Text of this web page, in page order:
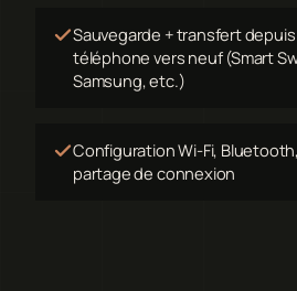
Sauvegarde + transfert
téléphone vers neuf (Smart
Samsung, etc.)
Configuration Wi-Fi, Bluetooth,
partage de connexion